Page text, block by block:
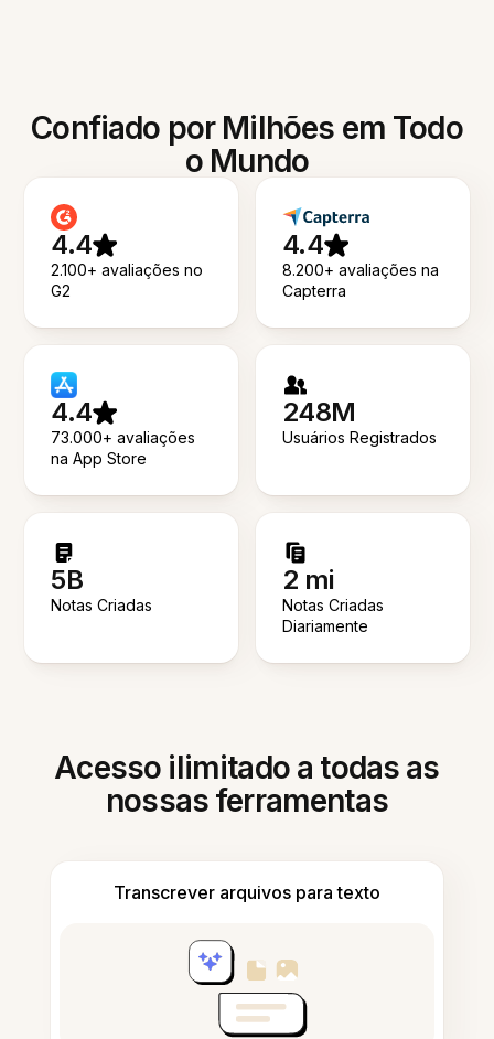
Confiado por Milhões em Todo
o Mundo
4.4
2.100+ avaliações no
G2
4.4
8.200+ avaliações na
Capterra
4.4
73.000+ avaliações
na App Store
248M
Usuários Registrados
5B
Notas Criadas
2 mi
Notas Criadas
Diariamente
Acesso ilimitado a todas as
nossas ferramentas
Transcrever arquivos para texto